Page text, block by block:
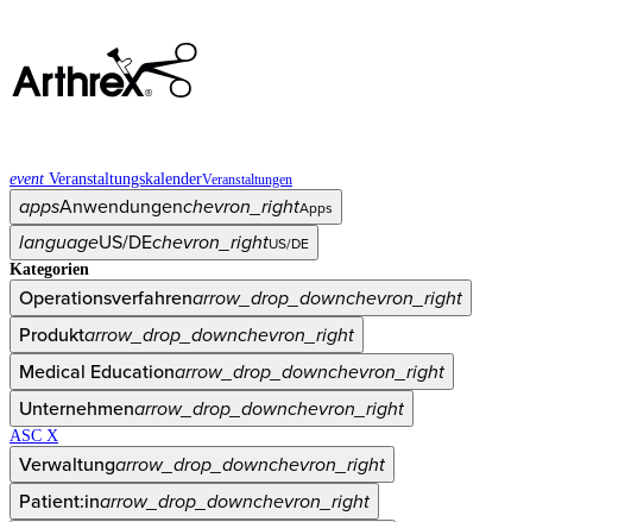
event VeranstaltungskalenderVeranstaltungen
appsAnwendungenchevron_rightApps
languageUS/DEchevron_rightUS/DE
Kategorien
Operationsverfahrenarrow_drop_downchevron_right
Produktarrow_drop_downchevron_right
Medical Educationarrow_drop_downchevron_right
Unternehmenarrow_drop_downchevron_right
ASC X
Verwaltungarrow_drop_downchevron_right
Patient:inarrow_drop_downchevron_right